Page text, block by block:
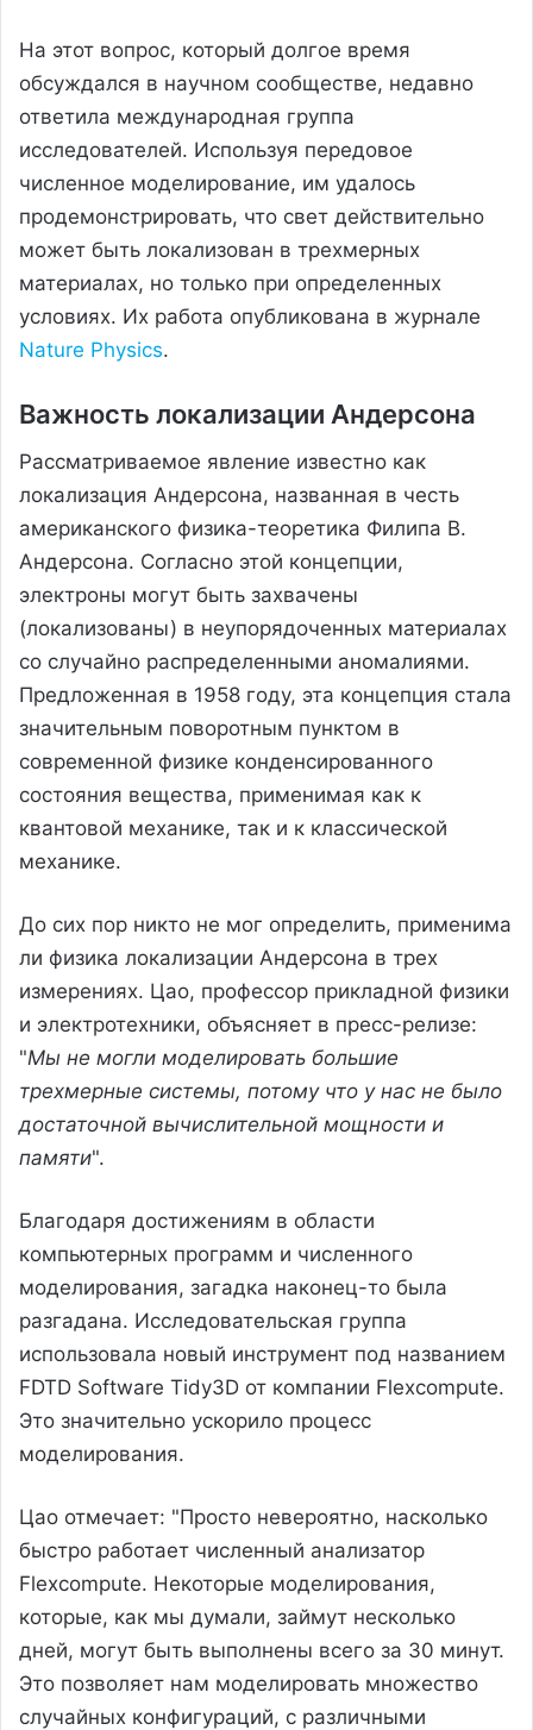
На этот вопрос, который долгое время
обсуждался в научном сообществе, недавно
ответила международная группа
исследователей. Используя передовое
численное моделирование, им удалось
продемонстрировать, что свет действительно
может быть локализован в трехмерных
материалах, но только при определенных
условиях. Их работа опубликована в журнале
Nature Physics.
Важность локализации Андерсона
Рассматриваемое явление известно как
локализация Андерсона, названная в честь
американского физика-теоретика Филипа В.
Андерсона. Согласно этой концепции,
электроны могут быть захвачены
(локализованы) в неупорядоченных материалах
со случайно распределенными аномалиями.
Предложенная в 1958 году, эта концепция стала
значительным поворотным пунктом в
современной физике конденсированного
состояния вещества, применимая как к
квантовой механике, так и к классической
механике.
До сих пор никто не мог определить, применима
ли физика локализации Андерсона в трех
измерениях. Цао, профессор прикладной физики
и электротехники, объясняет в пресс-релизе:
"Мы не могли моделировать большие
трехмерные системы, потому что у нас не было
достаточной вычислительной мощности и
памяти".
Благодаря достижениям в области
компьютерных программ и численного
моделирования, загадка наконец-то была
разгадана. Исследовательская группа
использовала новый инструмент под названием
FDTD Software Tidy3D от компании Flexcompute.
Это значительно ускорило процесс
моделирования.
Цао отмечает: "Просто невероятно, насколько
быстро работает численный анализатор
Flexcompute. Некоторые моделирования,
которые, как мы думали, займут несколько
дней, могут быть выполнены всего за 30 минут.
Это позволяет нам моделировать множество
случайных конфигураций, с различными